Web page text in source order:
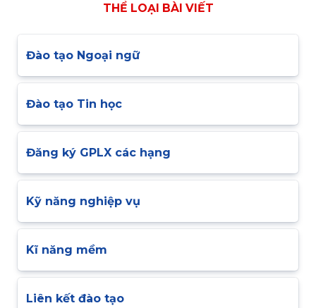
THỂ LOẠI BÀI VIẾT
Đào tạo Ngoại ngữ
Đào tạo Tin học
Đăng ký GPLX các hạng
Kỹ năng nghiệp vụ
Kĩ năng mềm
Liên kết đào tạo